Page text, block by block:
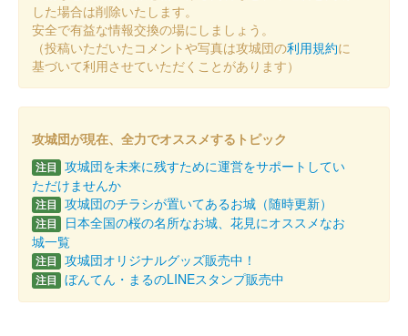
り2025」国宝 彦根城・佐和山城ブースで販売された御城印。
「井伊の赤備え初陣440年記念版」をベースに馬印や花押、「に
っぽん城まつり2……
彦根城 御城印
2025年3月1日（土）、2日（日）に開催された「にっぽん城まつ
り2025」国宝 彦根城・佐和山城ブースで販売された御城印。背
景に桜と天守の春の写真版。
彦根城 御城印 「にっぽん城まつり2025」限定版
した場合は削除いたします。
安全で有益な情報交換の場にしましょう。
（投稿いただいたコメントや写真は攻城団の利用規約に
基づいて利用させていただくことがあります）
攻城団が現在、全力でオススメするトピック
注目 攻城団を未来に残すために運営をサポートしてい
ただけませんか
注目 攻城団のチラシが置いてあるお城（随時更新）
注目
日本全国の桜の名所なお城、花見にオススメなお
城一覧
注目 攻城団オリジナルグッズ販売中！
注目 ぼんてん・まるのLINEスタンプ販売中